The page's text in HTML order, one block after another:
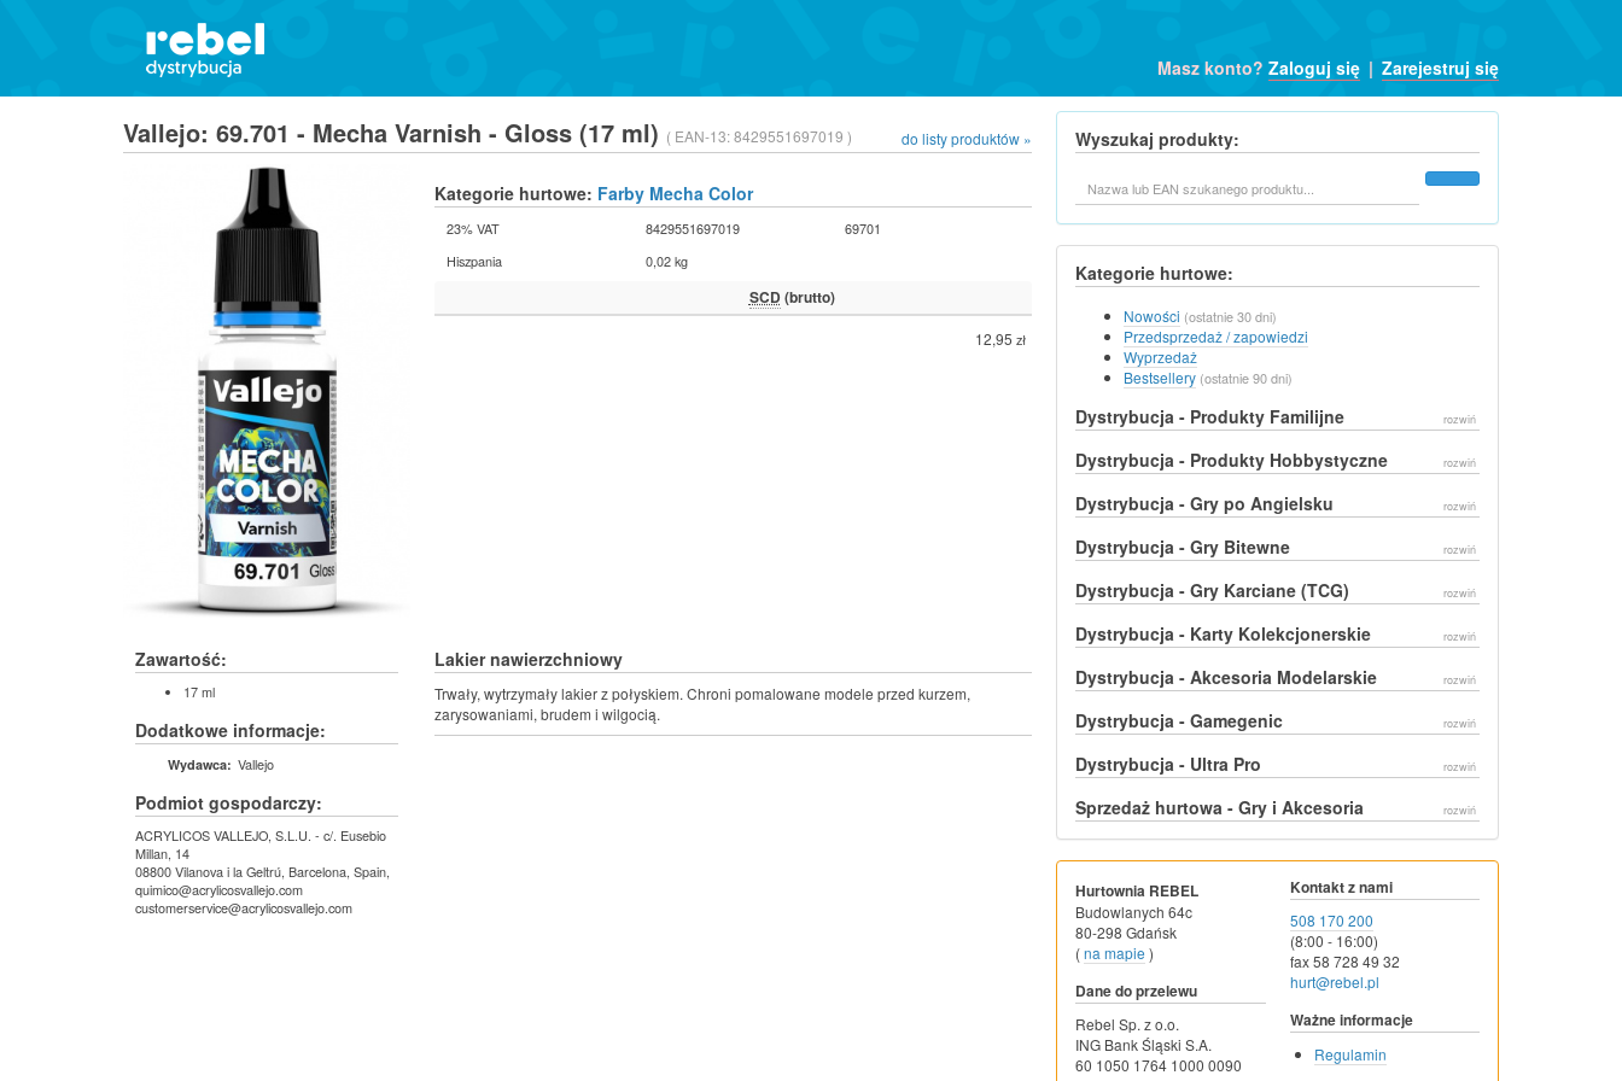
Masz konto? Zaloguj się | Zarejestruj się
Vallejo: 69.701 - Mecha Varnish - Gloss (17 ml) ( EAN-13:8429551697019 ) do listy produktów »
Kategorie hurtowe: Farby Mecha Color
23% VAT 8429551697019
69701
Hiszpania
0,02 kg
SCD (brutto)
12,95 zł
Zawartość:
17 ml
Dodatkowe informacje:
Wydawca: Vallejo
Podmiot gospodarczy:
ACRYLICOS VALLEJO, S.L.U. - c/. Eusebio
Millan, 14
08800 Vilanova i la Geltrú, Barcelona, Spain,
quimico@acrylicosvallejo.com
customerservice@acrylicosvallejo.com
Lakier nawierzchniowy
Trwały, wytrzymały lakier z połyskiem. Chroni pomalowane modele przed kurzem,
zarysowaniami, brudem i wilgocią.
Wyszukaj produkty:
Kategorie hurtowe:
Nowości (ostatnie 30 dni)
Przedsprzedaż / zapowiedzi
Wyprzedaż
Bestsellery (ostatnie 90 dni)
Dystrybucja - Produkty Familijne rozwiń
Dystrybucja - Produkty Hobbystyczne rozwiń
Dystrybucja - Gry po Angielsku rozwiń
Dystrybucja - Gry Bitewne rozwiń
Dystrybucja - Gry Karciane (TCG) rozwiń
Dystrybucja - Karty Kolekcjonerskie rozwiń
Dystrybucja - Akcesoria Modelarskie rozwiń
Dystrybucja - Gamegenic rozwiń
Dystrybucja - Ultra Pro rozwiń
Sprzedaż hurtowa - Gry i Akcesoria rozwiń
Hurtownia REBEL
Budowlanych 64c
80-298 Gdańsk
(na mapie )
Dane do przelewu
Rebel Sp. z o.o.
ING Bank Śląski S.A.
60 1050 1764 1000 0090
Kontakt z nami
508 170 200
(8:00 - 16:00)
fax 58 728 49 32
hurt@rebel.pl
Ważne informacje
Regulamin